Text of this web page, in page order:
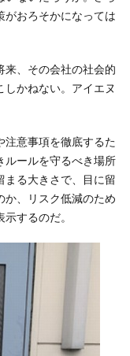
がおろそかになっては
来、その会社の社会的
かねない。アイエヌ
注意事項を徹底するた
ルールを守るべき場所
まる大きさで、目に留
か、リスク低減のため
するのだ。